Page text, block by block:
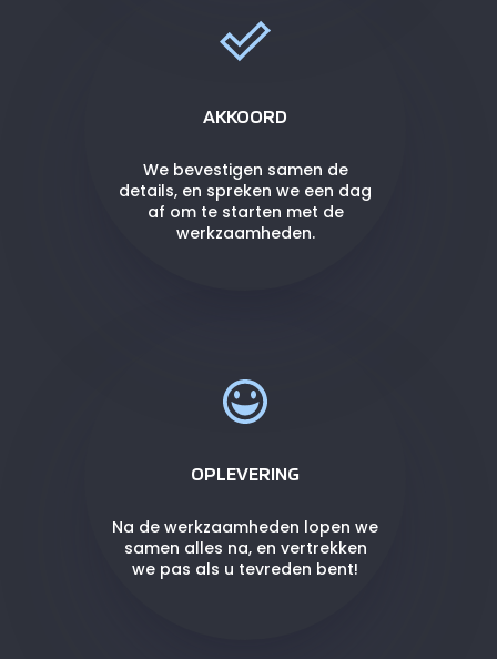
AKKOORD
We bevestigen samen de
details, en spreken we een dag
af om te starten met de
werkzaamheden.
OPLEVERING
Na de werkzaamheden lopen we
samen alles na, en vertrekken
we pas als u tevreden bent!